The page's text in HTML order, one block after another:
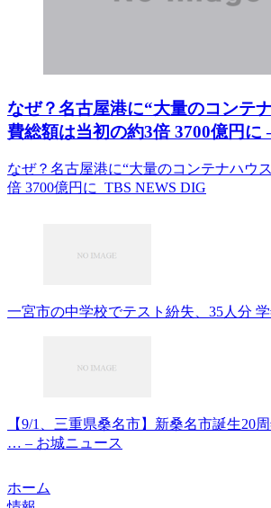
なぜ？名古屋港に“大量のコンテ
費総額は当初の約3倍 3700億円に
なぜ？名古屋港に“大量のコンテナハウ
倍 3700億円に TBS NEWS DIG
一宮市の中学校でテスト紛失、35人分
【9/1、三重県桑名市】新桑名市誕生20
… – お城ニュース
ホーム